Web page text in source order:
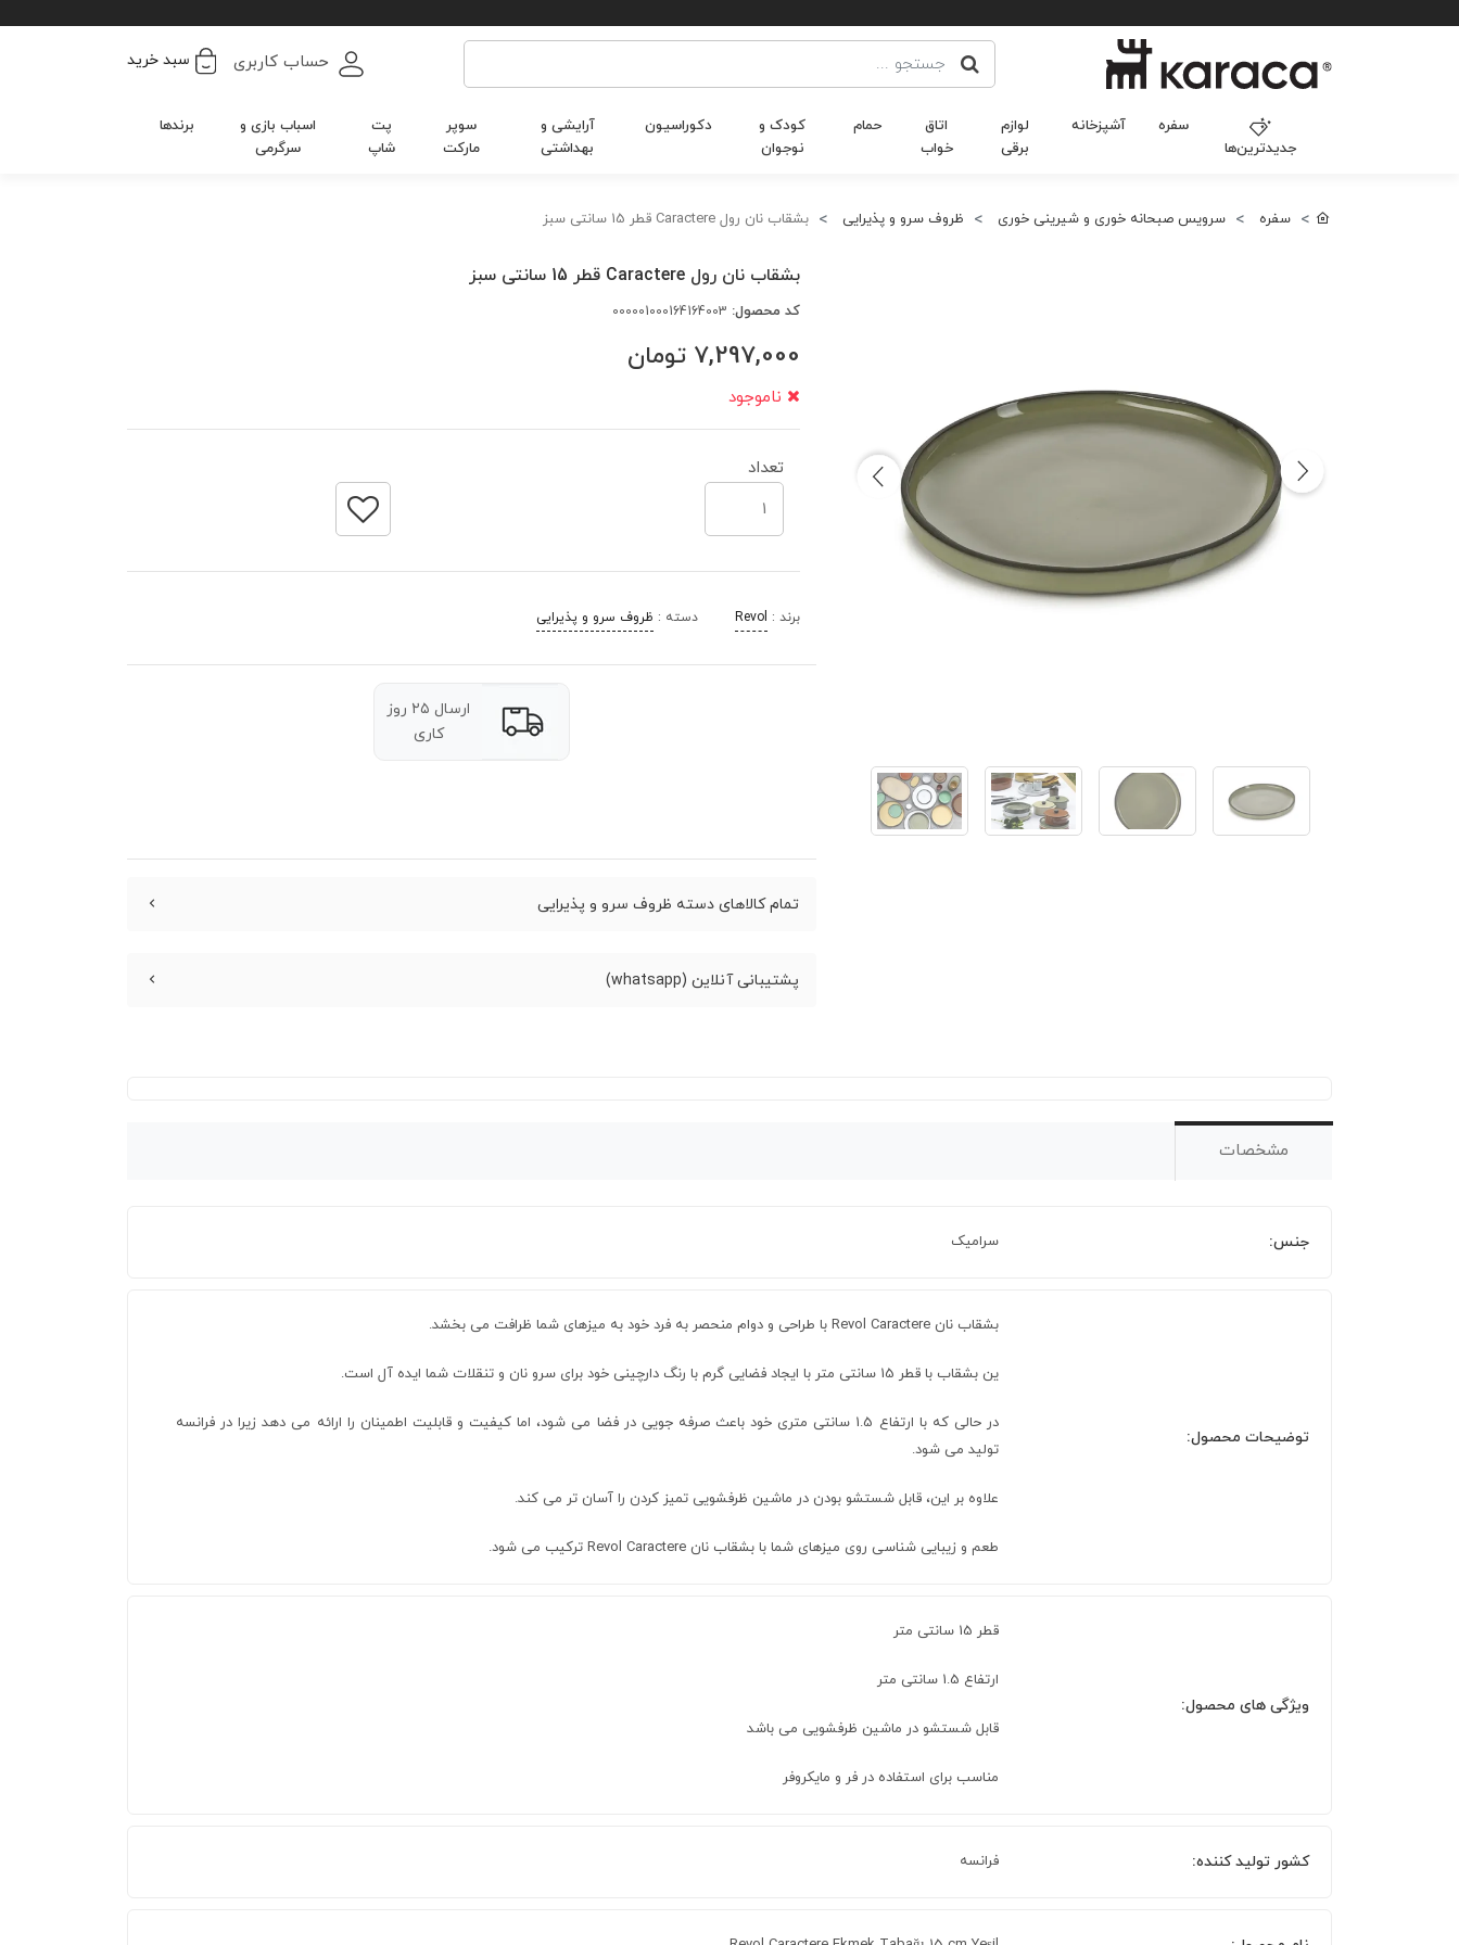
حساب کاربری سبد خرید
جدیدترین‌ها
سفره آشپزخانه
لوازم
برقی
اتاق
خواب
حمام
کودک و
نوجوان
دکوراسیون
آرایشی و
بهداشتی
سوپر
مارکت
پت
شاپ
اسباب بازی و
سرگرمی
برندها
سفره سرویس صبحانه خوری و شیرینی خوری ظروف سرو و پذیرایی بشقاب نان رول Caractere قطر 15 سانتی سبز
بشقاب نان رول Caractere قطر 15 سانتی سبز
کد محصول:
7,297,000 تومان
ناموجود
تعداد
برند : Revol دسته : ظروف سرو و پذیرایی
ارسال ۲۵ روز
کاری
تمام کالاهای دسته ظروف سرو و پذیرایی
پشتیبانی آنلاین (whatsapp)
مشخصات
جنس: سرامیک
توضیحات محصول:
بشقاب نان Revol Caractere با طراحی و دوام منحصر به فرد خود به میزهای شما ظرافت می بخشد.
ین بشقاب با قطر 15 سانتی متر با ایجاد فضایی گرم با رنگ دارچینی خود برای سرو نان و تنقلات شما ایده آل است.
در حالی که با ارتفاع 1.5 سانتی متری خود باعث صرفه جویی در فضا می شود، اما کیفیت و قابلیت اطمینان را ارائه می دهد زیرا در فرانسه
تولید می شود.
علاوه بر این، قابل شستشو بودن در ماشین ظرفشویی تمیز کردن را آسان تر می کند.
طعم و زیبایی شناسی روی میزهای شما با بشقاب نان Revol Caractere ترکیب می شود.
ویژگی های محصول:
قطر 15 سانتی متر
ارتفاع 1.5 سانتی متر
قابل شستشو در ماشین ظرفشویی می باشد
مناسب برای استفاده در فر و مایکروفر
کشور تولید کننده: فرانسه